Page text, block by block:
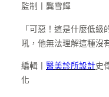
監制丨龔雪輝
「可惡！這是什麼低
吼，他無法理解這種沒
編輯丨 醫美診所設計史
化